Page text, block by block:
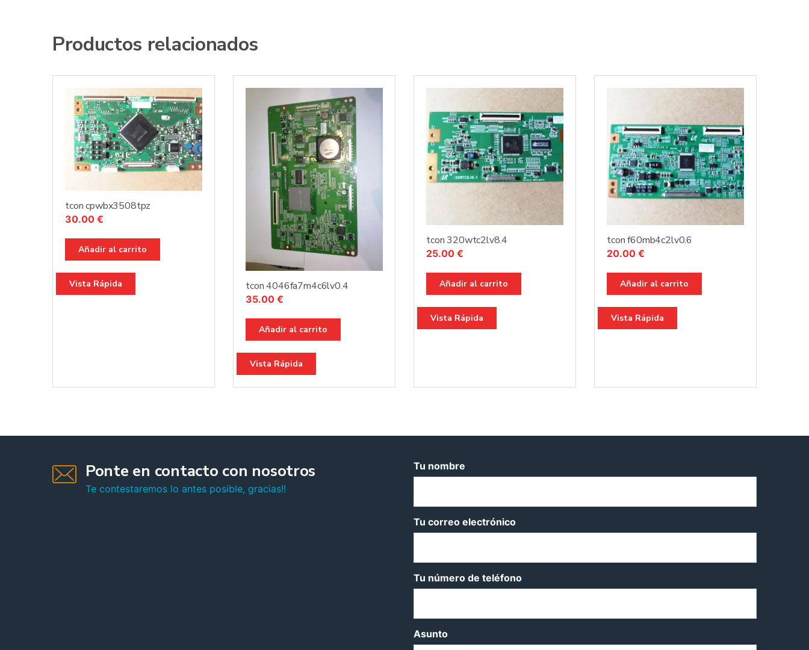
Productos relacionados
tcon cpwbx3508tpz
30.00 €
Añadir al carrito
Vista Rápida tcon 4046fa7m4c6lv0.4
35.00 €
Añadir al carrito
Vista Rápida
tcon 320wtc2lv8.4
25.00 €
Añadir al carrito
Vista Rápida
tcon f60mb4c2lv0.6
20.00 €
Añadir al carrito
Vista Rápida
Ponte en contacto con nosotros
Te contestaremos lo antes posible, gracias!!
Tu nombre
Tu correo electrónico
Tu número de teléfono
Asunto